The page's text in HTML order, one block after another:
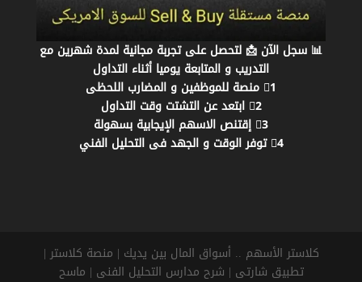
📊 سجل الآن 📩 لتحصل على تجربة مجانية لمدة شهرين مع
التدريب و المتابعة يوميا أثناء التداول
1⃣ منصة للموظفين و المضارب اللحظى
2⃣ ابتعد عن التشتت وقت التداول
3⃣ إقتنص الاسهم الإيجابية بسهولة
4⃣ توفر الوقت و الجهد فى التحليل الفني
كلاستر الأسهم .. أسواق المال بين يديك | منصة كلاستر |
تطبيق شارتى | شرح مدارس التحليل الفنى | ماسح